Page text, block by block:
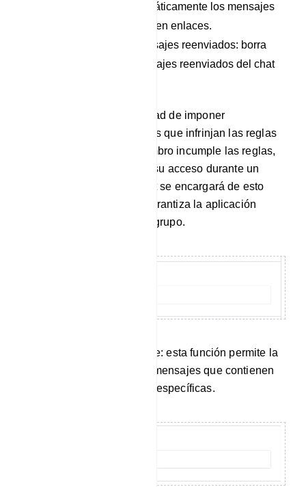
enlaces: elimina automáticamente los mensajes
reenviados que contienen enlaces.
Eliminar todos los mensajes reenviados: borra
todos los tipos de mensajes reenviados del chat
Además, tienes la posibilidad de imponer
restricciones a los miembros que infrinjan las reglas
del grupo. Cuando un miembro incumple las reglas,
puedes optar por restringir su acceso durante un
período determinado. El bot se encargará de esto
automáticamente, lo que garantiza la aplicación
perfecta de las normas del grupo.
Vigilancia de palabras clave: esta función permite la
eliminación automática de mensajes que contienen
palabras clave censuradas específicas.